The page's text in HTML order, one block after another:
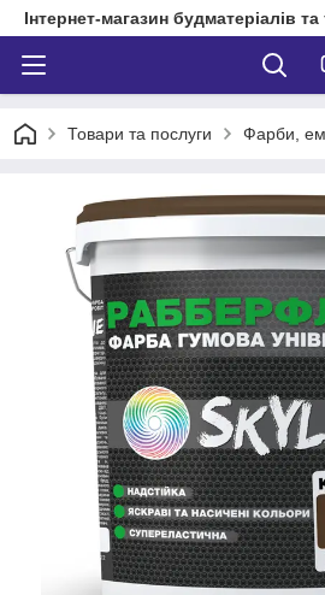
Інтернет-магазин будматеріалів
Товари та послуги Фарби,